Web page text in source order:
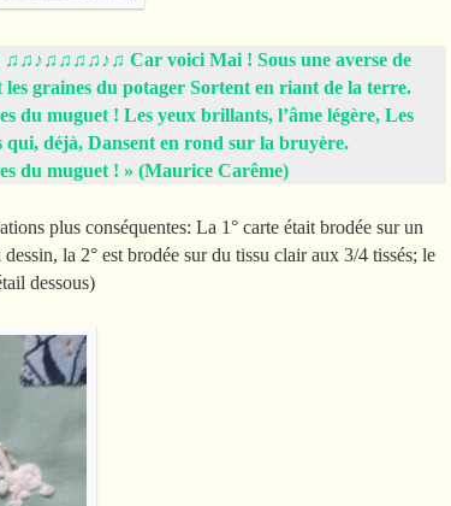
♫♫♪♫♫♫♫♪♫ Car voici Mai ! Sous une averse de
graines du potager Sortent en riant de la terre.
du muguet ! Les yeux brillants, l’âme légère, Les
qui, déjà, Dansent en rond sur la bruyère.
du muguet ! » (Maurice Carême)
plus conséquentes: La 1° carte était brodée sur un
la 2° est brodée sur du tissu clair aux 3/4 tissés; le
dessous)